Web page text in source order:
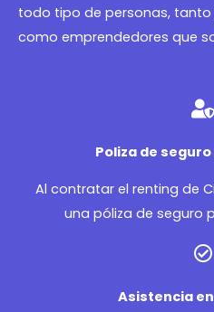
todo tipo de personas,
como emprendedores que
Poliza de
Al contratar el renting de
una póliza de seguro
Asistencia